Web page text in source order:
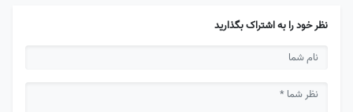
نظر خود را به اشتراک بگذارید